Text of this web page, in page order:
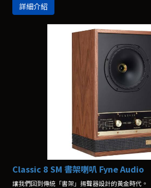
詳細介紹
Classic 8 SM 書架喇叭 Fyne Audio
讓我們回到傳統「書架」揚聲器設計的黃金時代。